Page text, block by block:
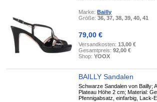
Marke:Bailly
Größe:36, 37, 38, 39, 40, 41
79,00 €
Versandkosten:13,00 €
Gesamtpreis:92,00 €
Shop:YOOX
BAILLY Sandalen
Schwarze Sandalen von Bailly;
Plateau Höhe 2 cm; Material:
Pfennigabsatz, einfarbig, Lack-